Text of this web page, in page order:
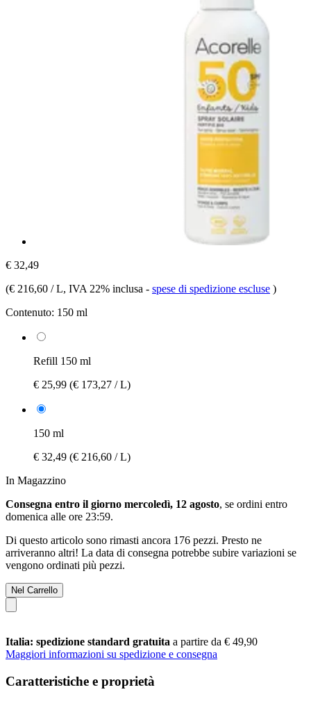
€ 32,49
(€ 216,60 / L, IVA 22% inclusa - spese di spedizione escluse )
Contenuto: 150 ml
Refill 150 ml
€ 25,99 (€ 173,27 / L)
150 ml
€ 32,49 (€ 216,60 / L)
In Magazzino
Consegna entro il giorno mercoledì, 12 agosto, se ordini entro
domenica alle ore 23:59.
Di questo articolo sono rimasti ancora 176 pezzi. Presto ne
arriveranno altri! La data di consegna potrebbe subire variazioni se
vengono ordinati più pezzi.
Nel Carrello
Italia: spedizione standard gratuita a partire da € 49,90
Maggiori informazioni su spedizione e consegna
Caratteristiche e proprietà